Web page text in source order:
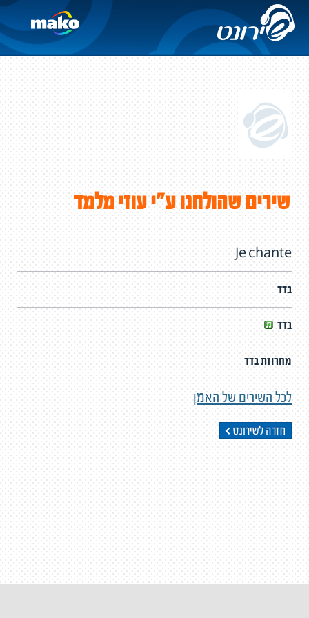
שירים שהולחנו ע"י עוזי מלמד
Je chante
בדד
בדד
מחרוזת בדד
לכל השירים של האמן